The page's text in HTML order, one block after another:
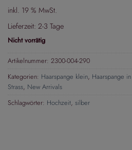
inkl. 19 % MwSt.
Lieferzeit: 2-3 Tage
Nicht vorrätig
Artikelnummer: 2300-004-290
Kategorien: Haarspange klein, Haarspange
Strass, New Arrivals
Schlagwörter: Hochzeit, silber